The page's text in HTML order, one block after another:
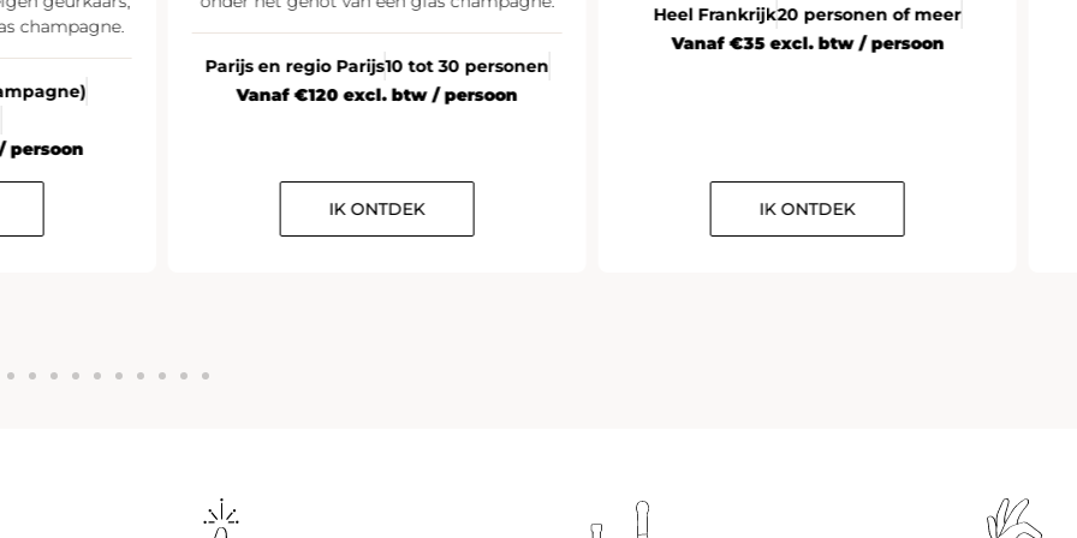
champagne.
persoon
Parijs en regio Parijs10 tot 30 personen
Vanaf €120 excl. btw / persoon
IK ONTDEK
Heel Frankrijk20 personen of meer
Vanaf €35 excl. btw / persoon
IK ONTDEK